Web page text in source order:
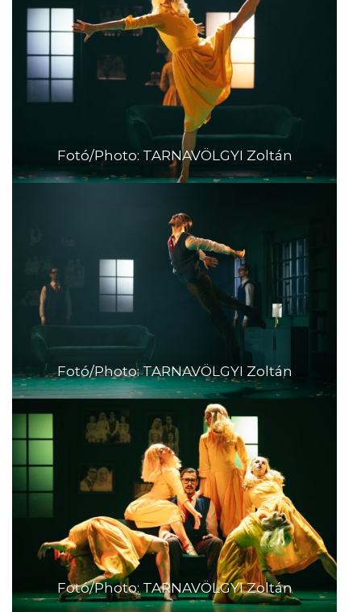
Fotó/Photo: TARNAVÖLGYI Zoltán
Fotó/Photo: TARNAVÖLGYI Zoltán
Fotó/Photo: TARNAVÖLGYI Zoltán